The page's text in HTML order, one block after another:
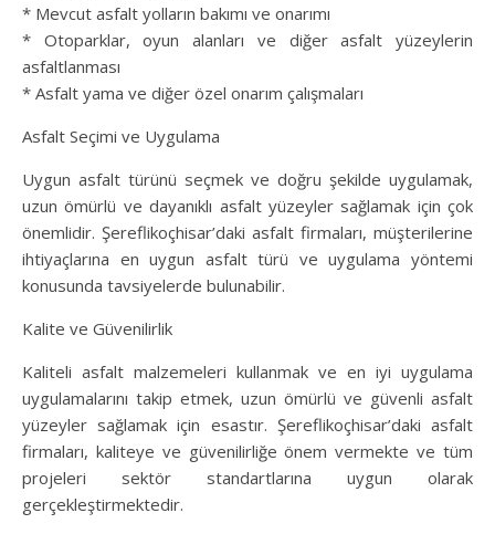
* Mevcut asfalt yolların bakımı ve onarımı
* Otoparklar, oyun alanları ve diğer asfalt yüzeylerin
asfaltlanması
* Asfalt yama ve diğer özel onarım çalışmaları
Asfalt Seçimi ve Uygulama
Uygun asfalt türünü seçmek ve doğru şekilde uygulamak,
uzun ömürlü ve dayanıklı asfalt yüzeyler sağlamak için çok
önemlidir. Şereflikoçhisar’daki asfalt firmaları, müşterilerine
ihtiyaçlarına en uygun asfalt türü ve uygulama yöntemi
konusunda tavsiyelerde bulunabilir.
Kalite ve Güvenilirlik
Kaliteli asfalt malzemeleri kullanmak ve en iyi uygulama
uygulamalarını takip etmek, uzun ömürlü ve güvenli asfalt
yüzeyler sağlamak için esastır. Şereflikoçhisar’daki asfalt
firmaları, kaliteye ve güvenilirliğe önem vermekte ve tüm
projeleri sektör standartlarına uygun olarak
gerçekleştirmektedir.